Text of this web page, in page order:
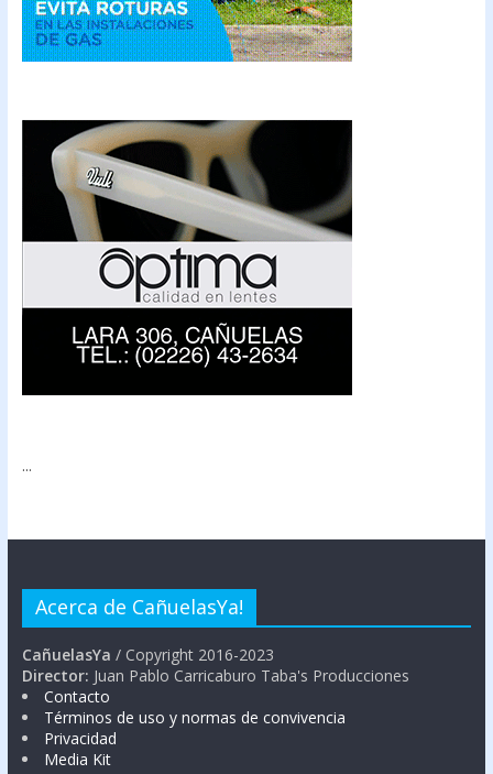
...
Acerca de CañuelasYa!
CañuelasYa / Copyright 2016-2023
Director: Juan Pablo Carricaburo Taba's Producciones
Contacto
Términos de uso y normas de convivencia
Privacidad
Media Kit